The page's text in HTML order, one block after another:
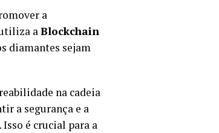
a
aBlockchain
diamantes sejam
na cadeia
a segurança e a
é crucial para a